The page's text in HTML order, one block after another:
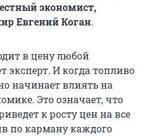
экономист,
Евгений Коган.
в цену любой
эксперт. И когда топливо
начинает влиять на
Это означает, что
к росту цен на все
по карману каждого